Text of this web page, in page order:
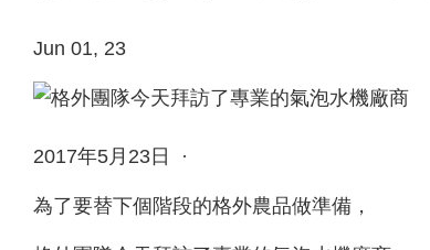
Jun 01, 23
2017年5月23日 ·
為了要替下個階段的格外農品做準備，